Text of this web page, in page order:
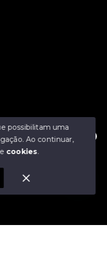
para te ajudar.
possibilitam uma
Ao continuar,
cookies.